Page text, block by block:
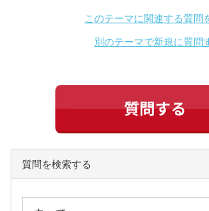
このテーマに関連する質問
別のテーマで新規に質問
質問を検索する